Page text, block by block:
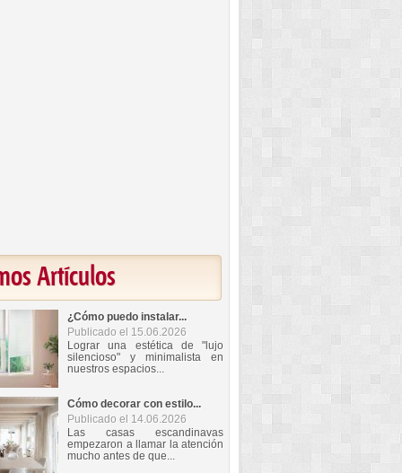
Artículos
¿Cómo puedo instalar...
Publicado el 15.06.2026
Lograr una estética de "lujo
silencioso" y minimalista en
nuestros espacios...
Cómo decorar con estilo...
Publicado el 14.06.2026
Las casas escandinavas
empezaron a llamar la atención
mucho antes de que...